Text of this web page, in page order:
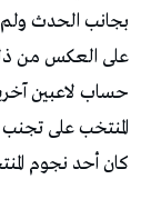
بجانب الحدث ولم
على العكس من
حساب لاعبين
المنتخب على تجنب
كان أحد نجوم